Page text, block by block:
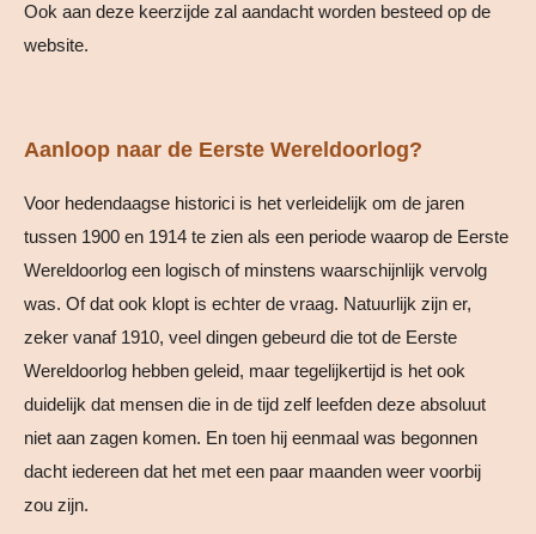
Ook aan deze keerzijde zal aandacht worden besteed op de
website.
Aanloop naar de Eerste Wereldoorlog?
Voor hedendaagse historici is het verleidelijk om de jaren
tussen 1900 en 1914 te zien als een periode waarop de Eerste
Wereldoorlog een logisch of minstens waarschijnlijk vervolg
was. Of dat ook klopt is echter de vraag. Natuurlijk zijn er,
zeker vanaf 1910, veel dingen gebeurd die tot de Eerste
Wereldoorlog hebben geleid, maar tegelijkertijd is het ook
duidelijk dat mensen die in de tijd zelf leefden deze absoluut
niet aan zagen komen. En toen hij eenmaal was begonnen
dacht iedereen dat het met een paar maanden weer voorbij
zou zijn.